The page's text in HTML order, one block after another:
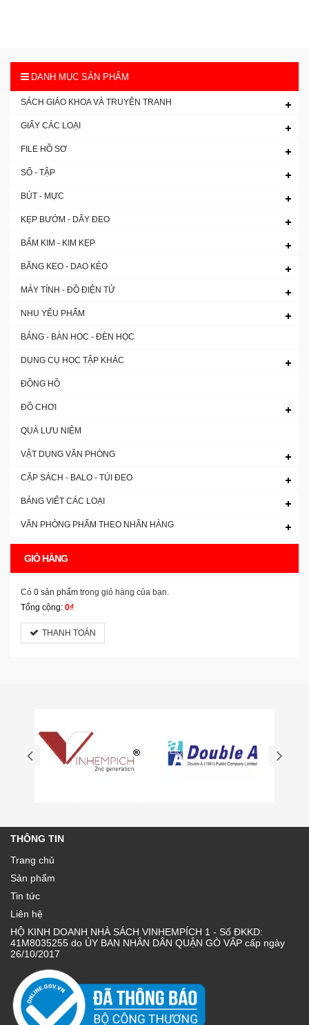
DANH MỤC SẢN PHẨM
SÁCH GIÁO KHOA VÀ TRUYỆN TRANH
GIẤY CÁC LOẠI
FILE HỒ SƠ
SỔ - TẬP
BÚT - MỰC
KẸP BƯỚM - DÂY ĐEO
BẤM KIM - KIM KẸP
BĂNG KEO - DAO KÉO
MÁY TÍNH - ĐỒ ĐIỆN TỬ
NHU YẾU PHẨM
BẢNG - BÀN HOC - ĐÈN HỌC
DỤNG CỤ HỌC TẬP KHÁC
ĐỒNG HỒ
ĐỒ CHƠI
QUÀ LƯU NIỆM
VẬT DỤNG VĂN PHÒNG
CẶP SÁCH - BALO - TÚI ĐEO
BẢNG VIẾT CÁC LOẠI
VĂN PHÒNG PHẨM THEO NHÃN HÀNG
GIỎ HÀNG
Có 0 sản phẩm trong giỏ hàng của bạn.
Tổng cộng: 0₫
THANH TOÁN
THÔNG TIN
Trang chủ
Sản phẩm
Tin tức
Liên hệ
HỘ KINH DOANH NHÀ SÁCH VINHEMPÍCH 1 - Số ĐKKD:
41M8035255 do ỦY BAN NHÂN DÂN QUẬN GÒ VẤP cấp ngày
26/10/2017